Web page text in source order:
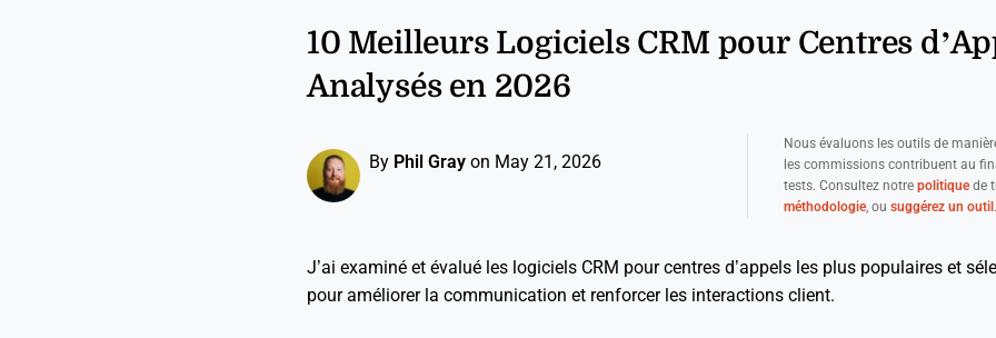
10 Meilleurs Logiciels CRM pour Centres
Analysés en 2026
By Phil Gray on May 21, 2026
Nous évaluons les outils de
les commissions contribuent au
tests. Consultez notre politiquede
méthodologie, ou suggérez un outil .
J’ai examiné et évalué les logiciels CRM pour centres d’appels les plus populaires et
pour améliorer la communication et renforcer les interactions client.